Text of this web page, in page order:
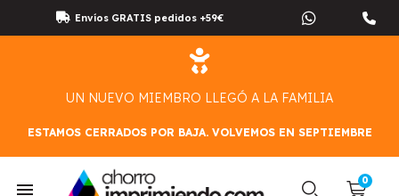
Envíos GRATIS pedidos +59€
UN NUEVO MIEMBRO LLEGÓ A LA FAMILIA
ESTAMOS CERRADOS POR BAJA. VOLVEMOS EN SEPTIEMBRE